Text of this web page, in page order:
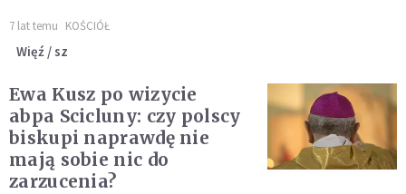
7 lat temu KOŚCIÓŁ
Więź / sz
Ewa Kusz po wizycie
abpa Scicluny: czy polscy
biskupi naprawdę nie
mają sobie nic do
zarzucenia?